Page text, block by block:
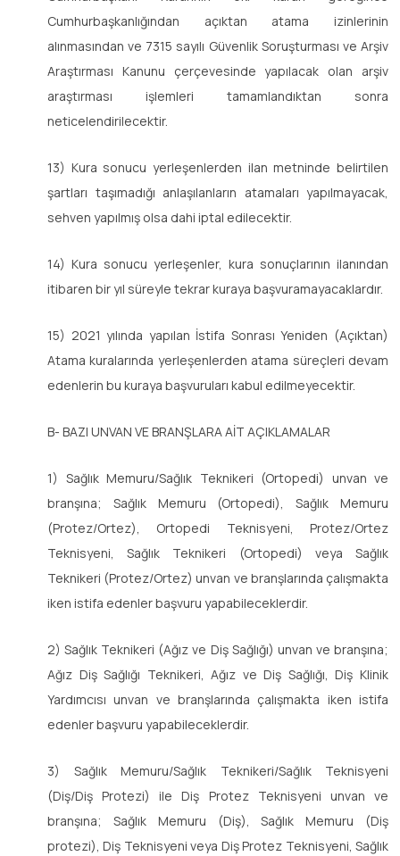
Cumhurbaşkanlığından açıktan atama izinlerinin
alınmasından ve 7315 sayılı Güvenlik Soruşturması ve Arşiv
Araştırması Kanunu çerçevesinde yapılacak olan arşiv
araştırması işlemleri tamamlandıktan sonra
neticelendirilecektir.
13) Kura sonucu yerleşenlerden ilan metninde belirtilen
şartları taşımadığı anlaşılanların atamaları yapılmayacak,
sehven yapılmış olsa dahi iptal edilecektir.
14) Kura sonucu yerleşenler, kura sonuçlarının ilanından
itibaren bir yıl süreyle tekrar kuraya başvuramayacaklardır.
15) 2021 yılında yapılan İstifa Sonrası Yeniden (Açıktan)
Atama kuralarında yerleşenlerden atama süreçleri devam
edenlerin bu kuraya başvuruları kabul edilmeyecektir.
B- BAZI UNVAN VE BRANŞLARA AİT AÇIKLAMALAR
1) Sağlık Memuru/Sağlık Teknikeri (Ortopedi) unvan ve
branşına; Sağlık Memuru (Ortopedi), Sağlık Memuru
(Protez/Ortez), Ortopedi Teknisyeni, Protez/Ortez
Teknisyeni, Sağlık Teknikeri (Ortopedi) veya Sağlık
Teknikeri (Protez/Ortez) unvan ve branşlarında çalışmakta
iken istifa edenler başvuru yapabileceklerdir.
2) Sağlık Teknikeri (Ağız ve Diş Sağlığı) unvan ve branşına;
Ağız Diş Sağlığı Teknikeri, Ağız ve Diş Sağlığı, Diş Klinik
Yardımcısı unvan ve branşlarında çalışmakta iken istifa
edenler başvuru yapabileceklerdir.
3) Sağlık Memuru/Sağlık Teknikeri/Sağlık Teknisyeni
(Diş/Diş Protezi) ile Diş Protez Teknisyeni unvan ve
branşına; Sağlık Memuru (Diş), Sağlık Memuru (Diş
protezi), Diş Teknisyeni veya Diş Protez Teknisyeni, Sağlık